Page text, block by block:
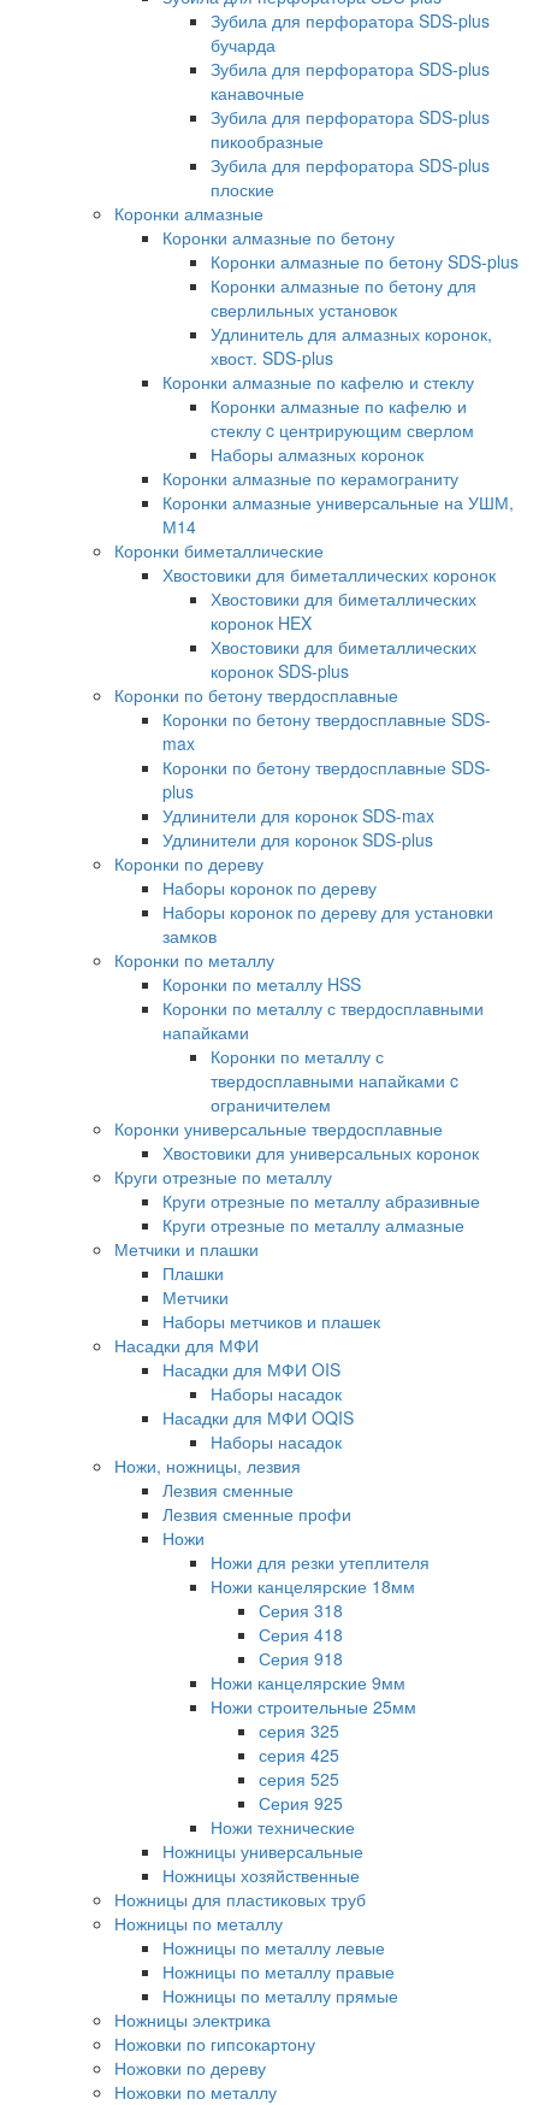
Зубила для перфоратора SDS-plus
бучарда
Зубила для перфоратора SDS-plus
канавочные
Зубила для перфоратора SDS-plus
пикообразные
Зубила для перфоратора SDS-plus
плоские
Коронки алмазные
Коронки алмазные по бетону
Коронки алмазные по бетону SDS-plus
Коронки алмазные по бетону для
сверлильных установок
Удлинитель для алмазных коронок,
хвост. SDS-plus
Коронки алмазные по кафелю и стеклу
Коронки алмазные по кафелю и
стеклу c центрирующим сверлом
Наборы алмазных коронок
Коронки алмазные по керамограниту
Коронки алмазные универсальные на УШМ,
М14
Коронки биметаллические
Хвостовики для биметаллических коронок
Хвостовики для биметаллических
коронок HEX
Хвостовики для биметаллических
коронок SDS-plus
Коронки по бетону твердосплавные
Коронки по бетону твердосплавные SDS-
max
Коронки по бетону твердосплавные SDS-
plus
Удлинители для коронок SDS-max
Удлинители для коронок SDS-plus
Коронки по дереву
Наборы коронок по дереву
Наборы коронок по дереву для установки
замков
Коронки по металлу
Коронки по металлу HSS
Коронки по металлу с твердосплавными
напайками
Коронки по металлу с
твердосплавными напайками c
ограничителем
Коронки универсальные твердосплавные
Хвостовики для универсальных коронок
Круги отрезные по металлу
Круги отрезные по металлу абразивные
Круги отрезные по металлу алмазные
Метчики и плашки
Плашки
Метчики
Наборы метчиков и плашек
Насадки для МФИ
Насадки для МФИ OIS
Наборы насадок
Насадки для МФИ OQIS
Наборы насадок
Ножи, ножницы, лезвия
Лезвия сменные
Лезвия сменные профи
Ножи
Ножи для резки утеплителя
Ножи канцелярские 18мм
Серия 318
Серия 418
Серия 918
Ножи канцелярские 9мм
Ножи строительные 25мм
серия 325
серия 425
серия 525
Серия 925
Ножи технические
Ножницы универсальные
Ножницы хозяйственные
Ножницы для пластиковых труб
Ножницы по металлу
Ножницы по металлу левые
Ножницы по металлу правые
Ножницы по металлу прямые
Ножницы электрика
Ножовки по гипсокартону
Ножовки по дереву
Ножовки по металлу